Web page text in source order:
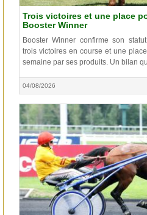
Trois victoires et une place
Booster Winner
Booster Winner confirme son
trois victoires en course et une
semaine par ses produits. Un bilan
04/08/2026